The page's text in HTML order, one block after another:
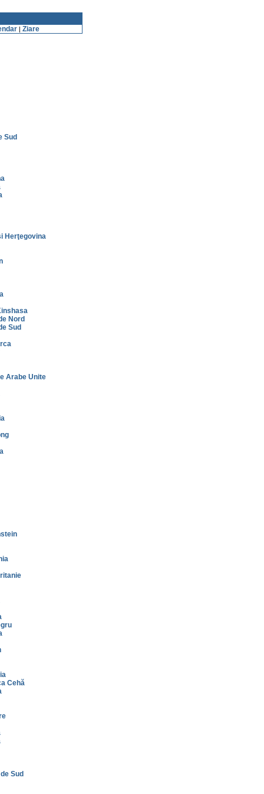
| Ziare
Sud
Herţegovina
Nord
Sud
Arabe Unite
Cehă
Sud